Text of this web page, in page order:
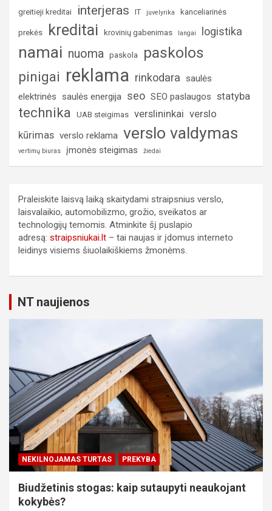
greitieji kreditai interjeras IT juvelyrika kanceliarinės
prekės kreditai krovinių gabenimas langai logistika
namai nuoma paskola paskolos
pinigai reklama rinkodara
saulės
elektrinės
saulės energija seo SEO paslaugos statyba
technika UAB steigimas verslininkai verslo
kūrimas verslo reklama verslo valdymas
vertimų biuras įmonės steigimas žiedai
Praleiskite laisvą laiką skaitydami straipsnius verslo,
laisvalaikio, automobilizmo, grožio, sveikatos ar
technologijų temomis. Atminkite šį puslapio
adresą: straipsniukai.lt – tai naujas ir įdomus interneto
leidinys visiems šiuolaikiškiems žmonėms.
NT naujienos
NEKILNOJAMAS TURTAS PREKYBA
Biudžetinis stogas: kaip sutaupyti neaukojant
kokybės?